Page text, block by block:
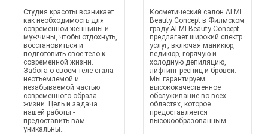
Студия красоты возникает
как необходимость для
современной женщины и
мужчины, чтобы отдохнуть,
восстановиться и
подготовить свое тело к
современной жизни.
Забота о своем теле стала
неотъемлемой и
незабываемой частью
современного образа
жизни. Цель и задача
нашей работы -
предоставить вам
уникальны...
Косметический салон ALMI
Beauty Concept в Филмском
граду ALMI Beauty Concept
предлагает широкий спектр
услуг, включая маникюр,
педикюр, горячую и
холодную депиляцию,
лифтинг ресниц и бровей.
Мы гарантируем
высококачественное
обслуживание во всех
областях, которое
предоставляется
высокообразованным...